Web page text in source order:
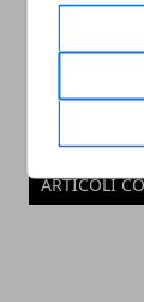
ARTICOLI